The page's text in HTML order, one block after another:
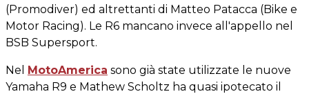
(Promodiver) ed altrettanti di Matteo Patacca (Bike e
Motor Racing). Le R6 mancano invece all'appello nel
BSB Supersport.
Nel MotoAmerica sono già state utilizzate le nuove
Yamaha R9 e Mathew Scholtz ha quasi ipotecato il